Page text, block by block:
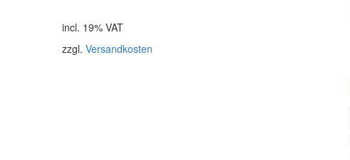
incl. 19% VAT
zzgl. Versandkosten